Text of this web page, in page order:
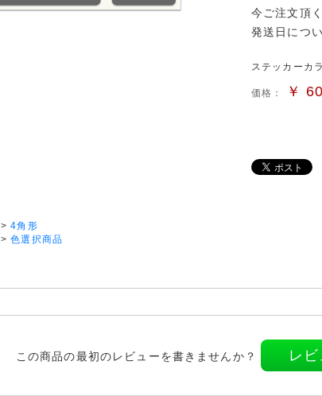
今ご注文頂
発送日につ
ステッカーカ
価格： ￥ 60
>4角形
>色選択商品
この商品の最初のレビューを書きませんか？ レビ